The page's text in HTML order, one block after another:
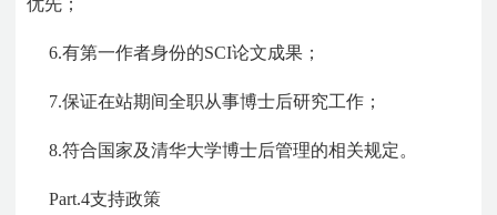
6.有第一作者身份的SCI论文成果；
7.保证在站期间全职从事博士后研究工作；
8.符合国家及清华大学博士后管理的相关规定。
Part.4支持政策